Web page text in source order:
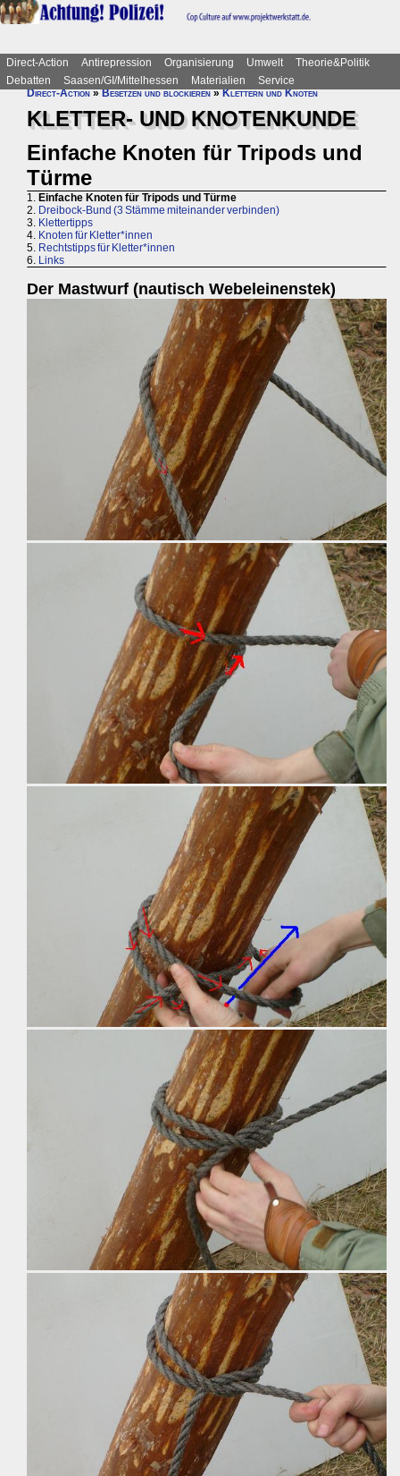
Direct-Action Antirepression Organisierung Umwelt
Theorie&Politik
Debatten
Saasen/GI/Mittelhessen Materialien
Service
Direct-Action»Besetzen und blockieren»Klettern und Knoten
KLETTER- UND KNOTENKUNDE
Einfache Knoten für Tripods und
Türme
1. Einfache Knoten für Tripods und Türme
2. Dreibock-Bund (3 Stämme miteinander verbinden)
3. Klettertipps
4. Knoten für Kletter*innen
5. Rechtstipps für Kletter*innen
6. Links
Der Mastwurf (nautisch Webeleinenstek)